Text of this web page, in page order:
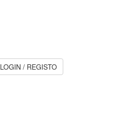
LOGIN / REGISTO